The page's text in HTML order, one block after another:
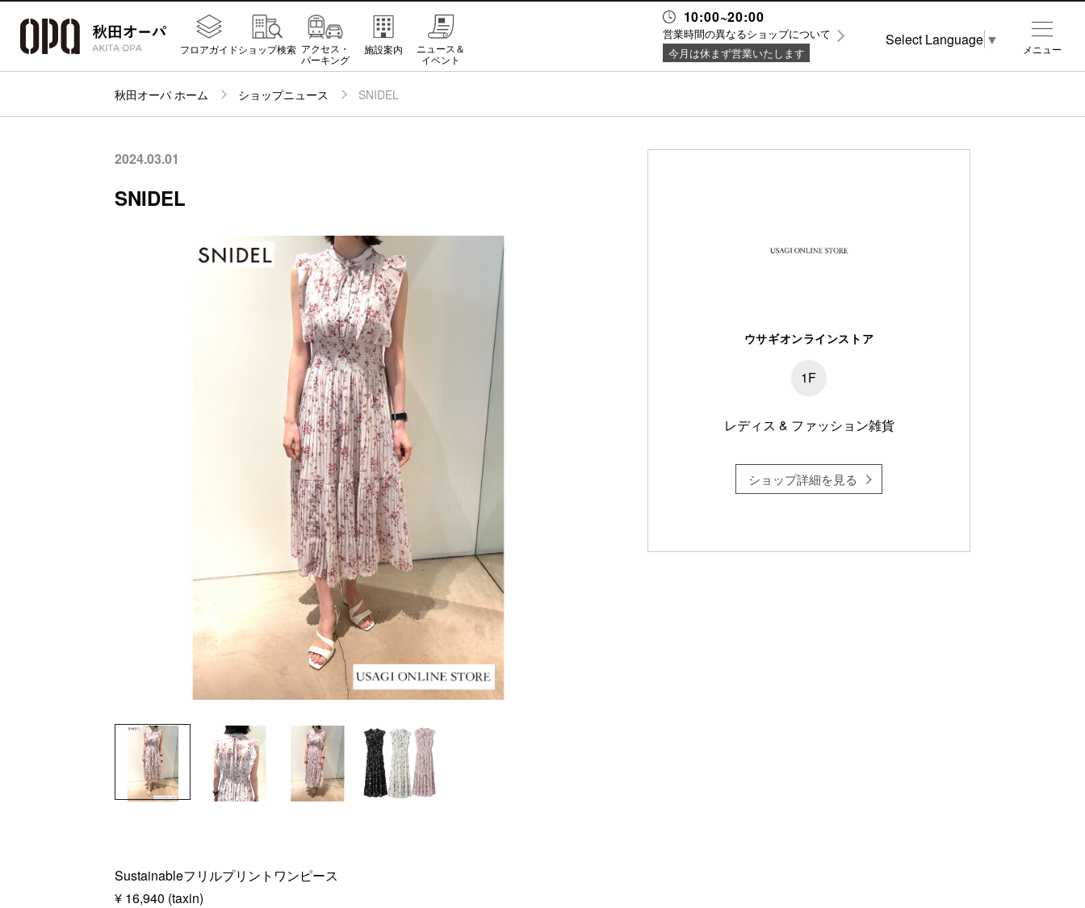
10:00~20:00
営業時間の異なるショップについて
今月は休まず営業いたします
フロアガイドショップ検索 アクセス・
パーキング
施設案内
ニュース＆
イベント
秋田オーパ ホーム ショップニュース SNIDEL
2024.03.01
SNIDEL
Sustainableフリルプリントワンピース
¥ 16,940 (taxin)
ウサギオンラインストア
1F
レディス & ファッション雑貨
ショップ詳細を見る
メニュー
Select Language ▼